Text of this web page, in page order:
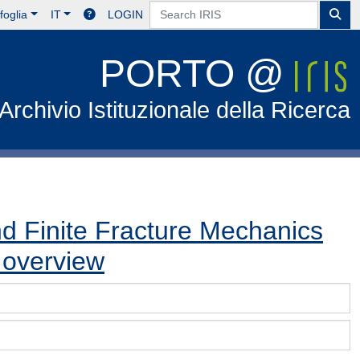
IT LOGIN
PORTO @
Istituzionale della Ricerca
Finite Fracture Mechanics